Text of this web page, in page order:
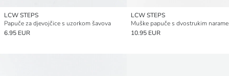
LCW STEPS
Papuče za djevojčice s uzorkom šavova
6.95 EUR
LCW STEPS
Muške papuče s dvostrukim
10.95 EUR